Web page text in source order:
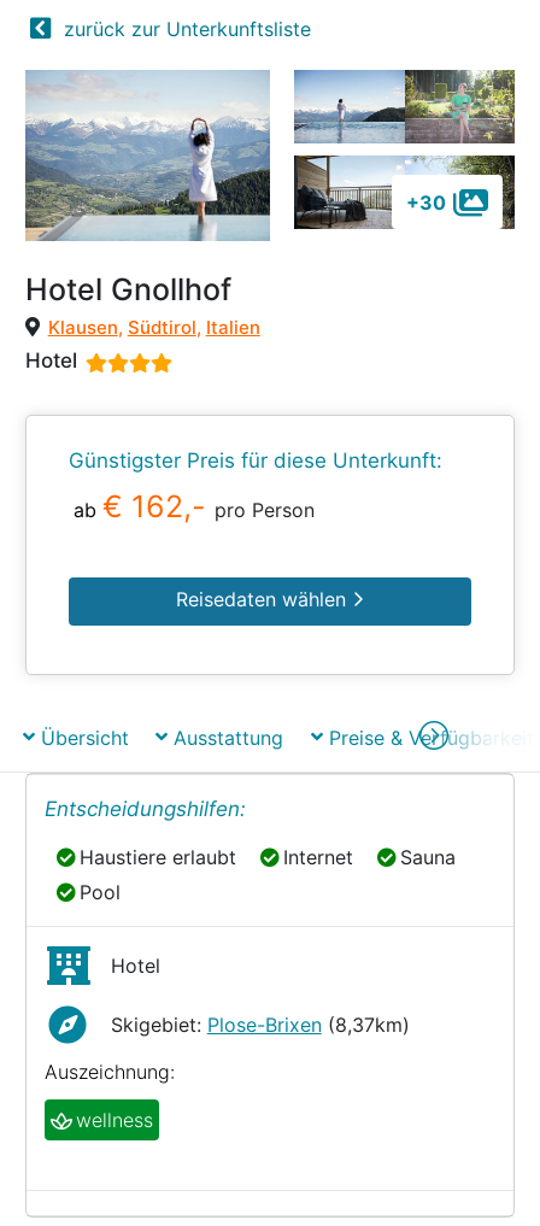
zurück zur Unterkunftsliste
+30
Hotel Gnollhof
Klausen, Südtirol, Italien
Hotel
Günstigster Preis für diese Unterkunft:
ab € 162,- pro Person
Reisedaten wählen
Übersicht Ausstattung Preise & Verfügbarkeit
Entscheidungshilfen:
Haustiere erlaubt
Haustiere erlaubt Internet
Internet Sauna
Sauna
Pool
Pool
Hotel
Skigebiet: Plose-Brixen(8,37km)
Auszeichnung:
wellness